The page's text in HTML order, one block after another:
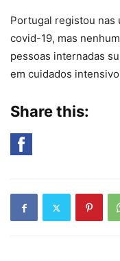
Portugal registou nas
covid-19, mas
pessoas internadas
em cuidados
Share this: